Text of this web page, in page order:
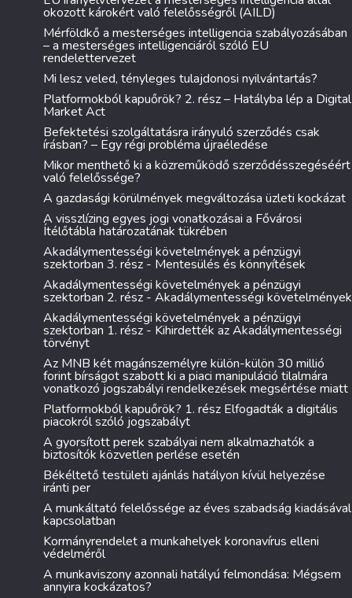
okozott károkért való felelősségről (AILD)
Mérföldkő a mesterséges intelligencia szabályozásában
– a mesterséges intelligenciáról szóló EU
rendelettervezet
Mi lesz veled, tényleges tulajdonosi nyilvántartás?
Platformokból kapuőrök? 2. rész – Hatályba lép a Digital
Market Act
Befektetési szolgáltatásra irányuló szerződés csak
írásban? – Egy régi probléma újraéledése
Mikor menthető ki a közreműködő szerződésszegéséért
való felelőssége?
A gazdasági körülmények megváltozása üzleti kockázat
A visszlízing egyes jogi vonatkozásai a Fővárosi
Ítélőtábla határozatának tükrében
Akadálymentességi követelmények a pénzügyi
szektorban 3. rész - Mentesülés és könnyítések
Akadálymentességi követelmények a pénzügyi
szektorban 2. rész - Akadálymentességi követelmények
Akadálymentességi követelmények a pénzügyi
szektorban 1. rész - Kihirdették az Akadálymentességi
törvényt
Az MNB két magánszemélyre külön-külön 30 millió
forint bírságot szabott ki a piaci manipuláció tilalmára
vonatkozó jogszabályi rendelkezések megsértése miatt
Platformokból kapuőrök? 1. rész Elfogadták a digitális
piacokról szóló jogszabályt
A gyorsított perek szabályai nem alkalmazhatók a
biztosítók közvetlen perlése esetén
Békéltető testületi ajánlás hatályon kívül helyezése
iránti per
A munkáltató felelőssége az éves szabadság kiadásával
kapcsolatban
Kormányrendelet a munkahelyek koronavírus elleni
védelméről
A munkaviszony azonnali hatályú felmondása: Mégsem
annyira kockázatos?